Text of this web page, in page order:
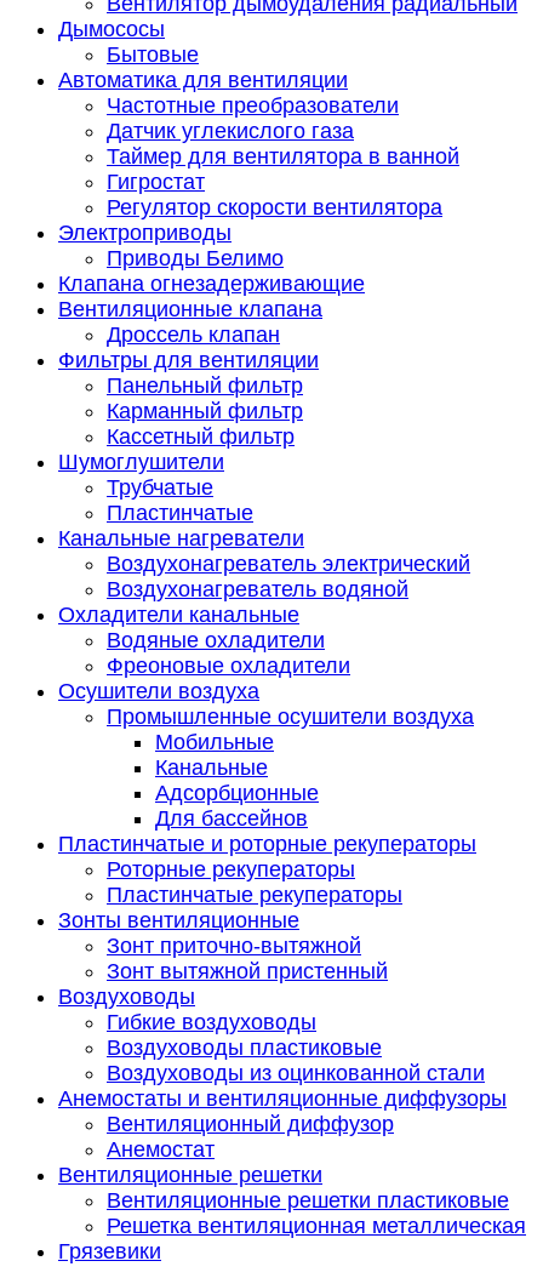
Дымососы
Бытовые
Автоматика для вентиляции
Частотные преобразователи
Датчик углекислого газа
Таймер для вентилятора в ванной
Гигростат
Регулятор скорости вентилятора
Электроприводы
Приводы Белимо
Клапана огнезадерживающие
Вентиляционные клапана
Дроссель клапан
Фильтры для вентиляции
Панельный фильтр
Карманный фильтр
Кассетный фильтр
Шумоглушители
Трубчатые
Пластинчатые
Канальные нагреватели
Воздухонагреватель электрический
Воздухонагреватель водяной
Охладители канальные
Водяные охладители
Фреоновые охладители
Осушители воздуха
Промышленные осушители воздуха
Мобильные
Канальные
Адсорбционные
Для бассейнов
Пластинчатые и роторные рекуператоры
Роторные рекуператоры
Пластинчатые рекуператоры
Зонты вентиляционные
Зонт приточно-вытяжной
Зонт вытяжной пристенный
Воздуховоды
Гибкие воздуховоды
Воздуховоды пластиковые
Воздуховоды из оцинкованной стали
Анемостаты и вентиляционные диффузоры
Вентиляционный диффузор
Анемостат
Вентиляционные решетки
Вентиляционные решетки пластиковые
Решетка вентиляционная металлическая
Грязевики